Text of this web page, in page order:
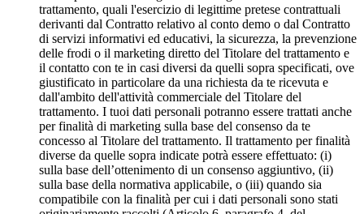
trattamento, quali l'esercizio di legittime pretese contrattuali
derivanti dal Contratto relativo al conto demo o dal Contratto
di servizi informativi ed educativi, la sicurezza, la prevenzione
delle frodi o il marketing diretto del Titolare del trattamento e
il contatto con te in casi diversi da quelli sopra specificati, ove
giustificato in particolare da una richiesta da te ricevuta e
dall'ambito dell'attività commerciale del Titolare del
trattamento. I tuoi dati personali potranno essere trattati anche
per finalità di marketing sulla base del consenso da te
concesso al Titolare del trattamento. Il trattamento per finalità
diverse da quelle sopra indicate potrà essere effettuato: (i)
sulla base dell’ottenimento di un consenso aggiuntivo, (ii)
sulla base della normativa applicabile, o (iii) quando sia
compatibile con la finalità per cui i dati personali sono stati